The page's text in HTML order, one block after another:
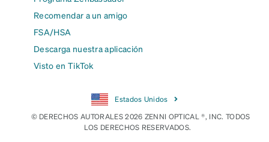
Recomendar a un amigo
FSA/HSA
Descarga nuestra aplicación
Visto en TikTok
Estados Unidos
© DERECHOS AUTORALES 2026 ZENNI OPTICAL ®, INC. TODOS
LOS DERECHOS RESERVADOS.